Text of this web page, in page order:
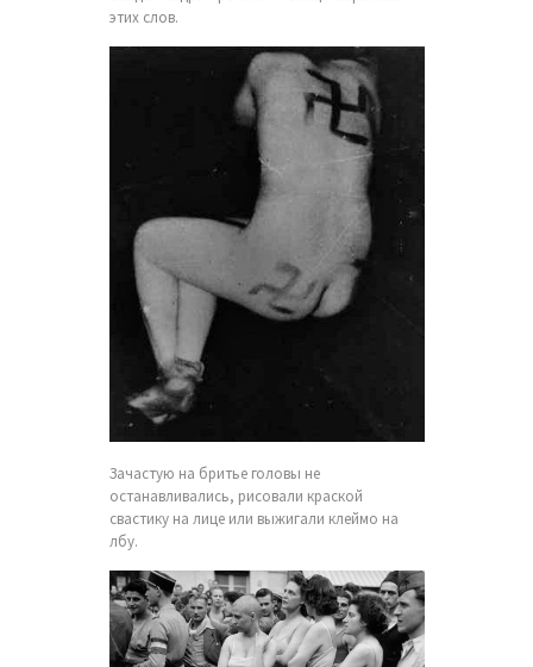
этих слов.
Зачастую на бритье головы не
останавливались, рисовали краской
свастику на лице или выжигали клеймо на
лбу.